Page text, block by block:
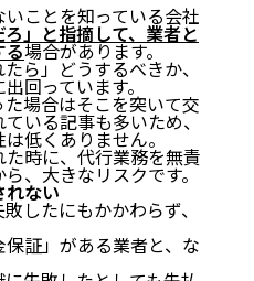
ことを知っている会社
」と指摘して、業者と
る場合があります。
ら」どうするべきか、
回っています。
場合はそこを突いて交
いる記事も多いため、
低くありません。
時に、代行業務を無責
、大きなリスクです。
れない
したにもかかわらず、
証」がある業者と、な